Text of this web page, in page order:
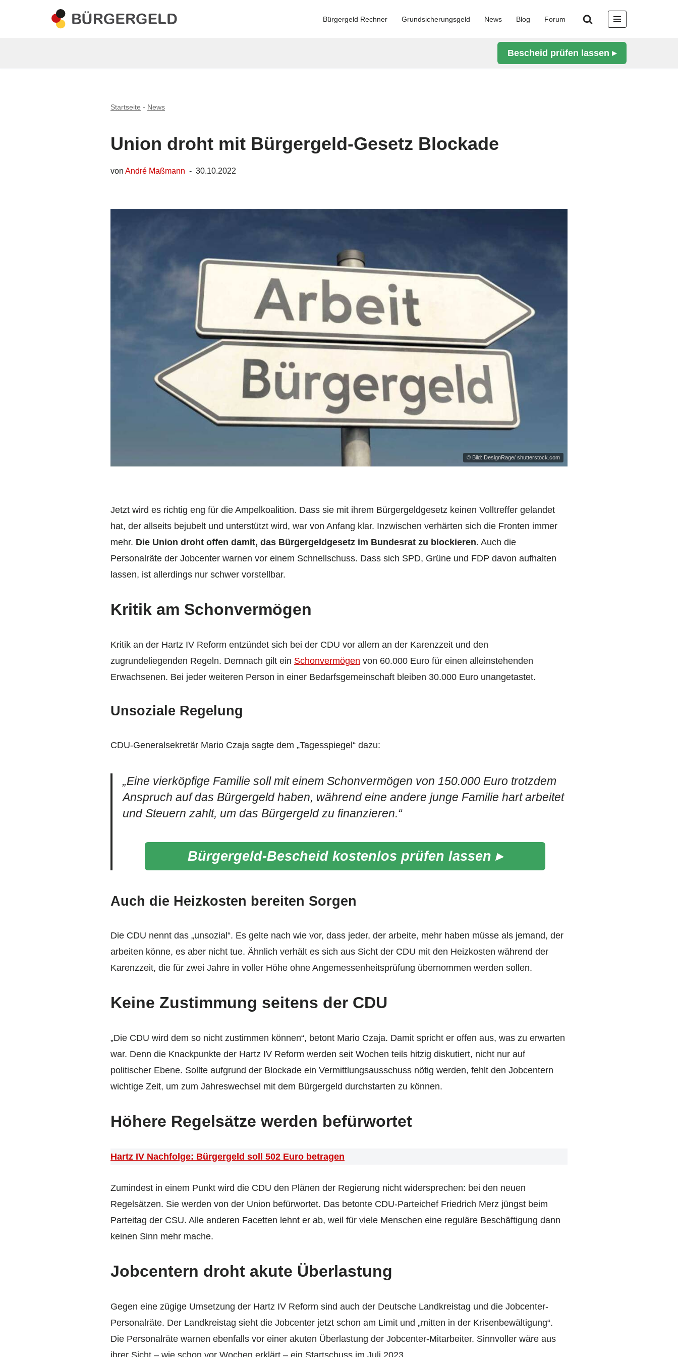
Bürgergeld Rechner Grundsicherungsgeld News Blog Forum
Bescheid prüfen lassen ▸
Startseite - News
Union droht mit Bürgergeld-Gesetz Blockade
von André Maßmann 30.10.2022
© Bild: DesignRage/ shutterstock.com
Jetzt wird es richtig eng für die Ampelkoalition. Dass sie mit ihrem Bürgergeldgesetz keinen Volltreffer gelandet
hat, der allseits bejubelt und unterstützt wird, war von Anfang klar. Inzwischen verhärten sich die Fronten immer
mehr. Die Union droht offen damit, das Bürgergeldgesetz im Bundesrat zu blockieren. Auch die
Personalräte der Jobcenter warnen vor einem Schnellschuss. Dass sich SPD, Grüne und FDP davon aufhalten
lassen, ist allerdings nur schwer vorstellbar.
Kritik am Schonvermögen
Kritik an der Hartz IV Reform entzündet sich bei der CDU vor allem an der Karenzzeit und den
zugrundeliegenden Regeln. Demnach gilt ein Schonvermögen von 60.000 Euro für einen alleinstehenden
Erwachsenen. Bei jeder weiteren Person in einer Bedarfsgemeinschaft bleiben 30.000 Euro unangetastet.
Unsoziale Regelung
CDU-Generalsekretär Mario Czaja sagte dem „Tagesspiegel“ dazu:
„Eine vierköpfige Familie soll mit einem Schonvermögen von 150.000 Euro trotzdem
Anspruch auf das Bürgergeld haben, während eine andere junge Familie hart arbeitet
und Steuern zahlt, um das Bürgergeld zu finanzieren.“
Bürgergeld-Bescheid kostenlos prüfen lassen ▸
Auch die Heizkosten bereiten Sorgen
Die CDU nennt das „unsozial“. Es gelte nach wie vor, dass jeder, der arbeite, mehr haben müsse als jemand, der
arbeiten könne, es aber nicht tue. Ähnlich verhält es sich aus Sicht der CDU mit den Heizkosten während der
Karenzzeit, die für zwei Jahre in voller Höhe ohne Angemessenheitsprüfung übernommen werden sollen.
Keine Zustimmung seitens der CDU
„Die CDU wird dem so nicht zustimmen können“, betont Mario Czaja. Damit spricht er offen aus, was zu erwarten
war. Denn die Knackpunkte der Hartz IV Reform werden seit Wochen teils hitzig diskutiert, nicht nur auf
politischer Ebene. Sollte aufgrund der Blockade ein Vermittlungsausschuss nötig werden, fehlt den Jobcentern
wichtige Zeit, um zum Jahreswechsel mit dem Bürgergeld durchstarten zu können.
Höhere Regelsätze werden befürwortet
Hartz IV Nachfolge: Bürgergeld soll 502 Euro betragen
Zumindest in einem Punkt wird die CDU den Plänen der Regierung nicht widersprechen: bei den neuen
Regelsätzen. Sie werden von der Union befürwortet. Das betonte CDU-Parteichef Friedrich Merz jüngst beim
Parteitag der CSU. Alle anderen Facetten lehnt er ab, weil für viele Menschen eine reguläre Beschäftigung dann
keinen Sinn mehr mache.
Jobcentern droht akute Überlastung
Gegen eine zügige Umsetzung der Hartz IV Reform sind auch der Deutsche Landkreistag und die Jobcenter-
Personalräte. Der Landkreistag sieht die Jobcenter jetzt schon am Limit und „mitten in der Krisenbewältigung“.
Die Personalräte warnen ebenfalls vor einer akuten Überlastung der Jobcenter-Mitarbeiter. Sinnvoller wäre aus